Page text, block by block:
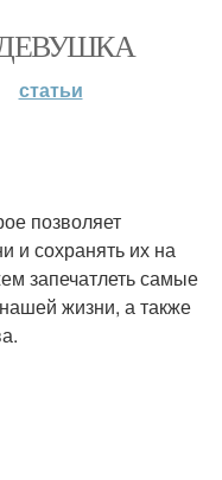
статьи
позволяет
и сохранять их на
запечатлеть самые
жизни, а также